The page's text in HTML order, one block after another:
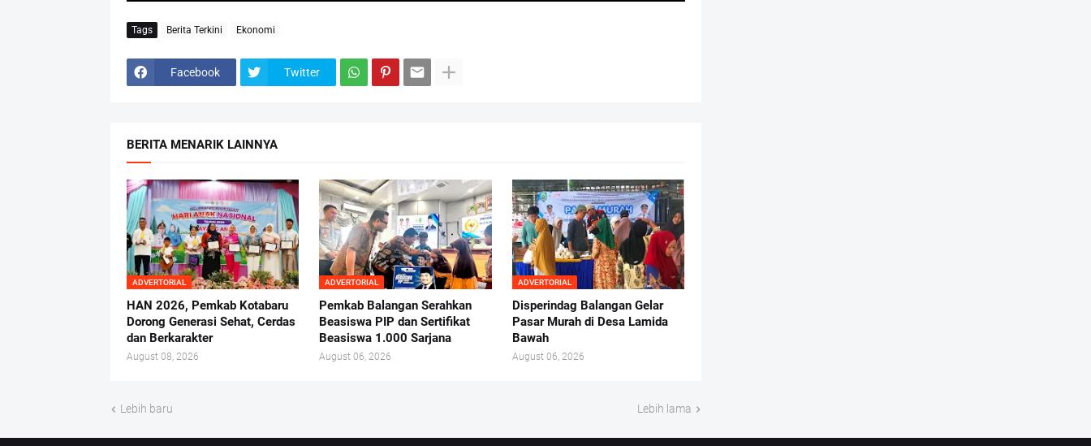
Tags Berita Terkini Ekonomi
Facebook Twitter
BERITA MENARIK LAINNYA
ADVERTORIAL
HAN 2026, Pemkab Kotabaru
Dorong Generasi Sehat, Cerdas
dan Berkarakter
August 08, 2026
ADVERTORIAL
Pemkab Balangan Serahkan
Beasiswa PIP dan Sertifikat
Beasiswa 1.000 Sarjana
August 06, 2026
ADVERTORIAL
Disperindag Balangan Gelar
Pasar Murah di Desa Lamida
Bawah
August 06, 2026
Lebih baru Lebih lama